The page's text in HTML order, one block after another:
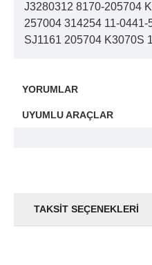
J3280312 8170-205704
257004 314254 11-
SJ1161 205704 K3070S
YORUMLAR
UYUMLU ARAÇLAR
TAKSIT SEÇENEKLERI